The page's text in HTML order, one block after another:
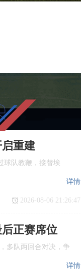
重建
球队教鞭，接替埃
详情
2026-08-06 21:26:47
正赛席位
多队两回合对决，争
详情